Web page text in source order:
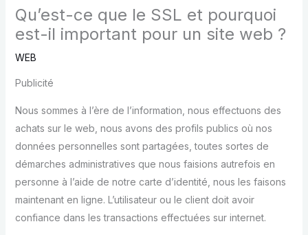
Qu’est-ce que le SSL et pourquoi
est-il important pour un site web ?
WEB
Publicité
Nous sommes à l’ère de l’information, nous effectuons des
achats sur le web, nous avons des profils publics où nos
données personnelles sont partagées, toutes sortes de
démarches administratives que nous faisions autrefois en
personne à l’aide de notre carte d’identité, nous les faisons
maintenant en ligne. L’utilisateur ou le client doit avoir
confiance dans les transactions effectuées sur internet.